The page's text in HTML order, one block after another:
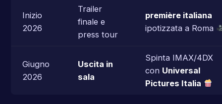
Inizio
2026
Trailer
finale e
press tour
première italiana
ipotizzata a Roma
Giugno
2026
Uscita in
sala
Spinta IMAX/4DX
con Universal
Pictures Italia